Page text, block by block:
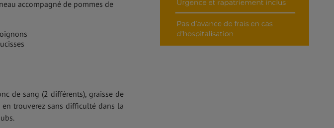
accompagné de pommes de
de sang (2 différents), graisse de
en trouverez sans difficulté dans la